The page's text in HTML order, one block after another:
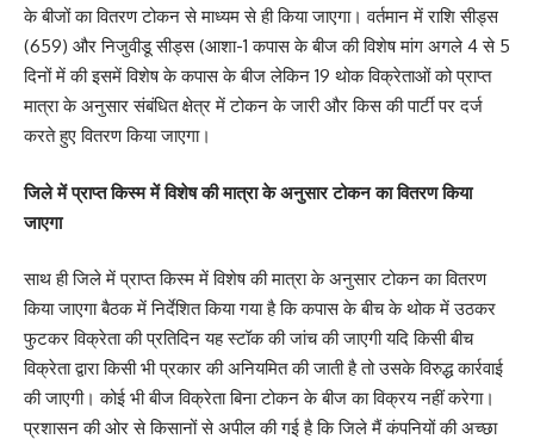
के बीजों का वितरण टोकन से माध्यम से ही किया जाएगा। वर्तमान में राशि सीड्स
(659) और निजुवीडू सीड्स (आशा-1 कपास के बीज की विशेष मांग अगले 4 से 5
दिनों में की इसमें विशेष के कपास के बीज लेकिन 19 थोक विक्रेताओं को प्राप्त
मात्रा के अनुसार संबंधित क्षेत्र में टोकन के जारी और किस की पार्टी पर दर्ज
करते हुए वितरण किया जाएगा।
जिले में प्राप्त किस्म में विशेष की मात्रा के अनुसार टोकन का वितरण किया
जाएगा
साथ ही जिले में प्राप्त किस्म में विशेष की मात्रा के अनुसार टोकन का वितरण
किया जाएगा बैठक में निर्देशित किया गया है कि कपास के बीच के थोक में उठकर
फुटकर विक्रेता की प्रतिदिन यह स्टॉक की जांच की जाएगी यदि किसी बीच
विक्रेता द्वारा किसी भी प्रकार की अनियमित की जाती है तो उसके विरुद्ध कार्रवाई
की जाएगी। कोई भी बीज विक्रेता बिना टोकन के बीज का विक्रय नहीं करेगा।
प्रशासन की ओर से किसानों से अपील की गई है कि जिले मैं कंपनियों की अच्छा